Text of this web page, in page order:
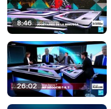
8:46
26:02